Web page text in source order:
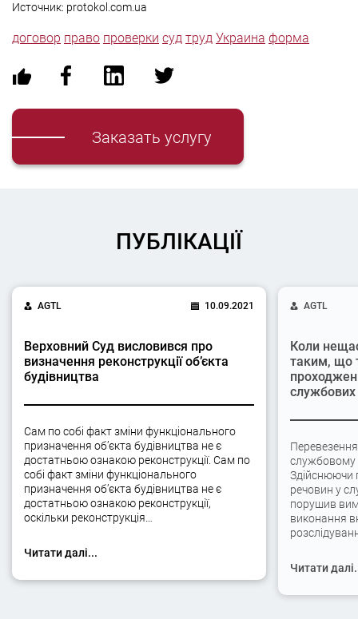
Источник: protokol.com.ua
договор право проверки суд труд Украина форма
Заказать услугу
ПУБЛІКАЦІЇ
AGTL 10.09.2021
Верховний Суд висловився про
визначення реконструкції об’єкта
будівництва
Сам по собі факт зміни функціонального
призначення об’єкта будівництва не є
достатньою ознакою реконструкції. Сам по
собі факт зміни функціонального
призначення об’єкта будівництва не є
достатньою ознакою реконструкції,
оскільки реконструкція…
Читати далі...
AGTL
Коли
таким, що
службових
службовому
Здійснюючи
речовин у
порушив
виконання
Читати